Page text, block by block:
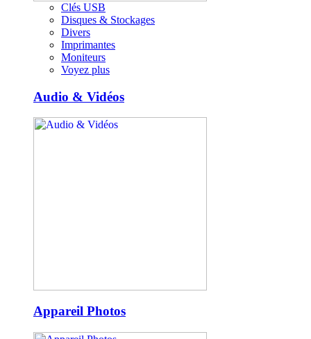
Clés USB
Disques & Stockages
Divers
Imprimantes
Moniteurs
Voyez plus
Audio & Vidéos
Appareil Photos